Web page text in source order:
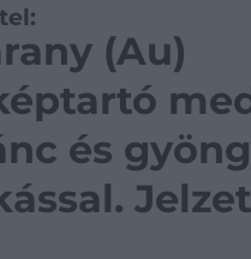
(Au)
és